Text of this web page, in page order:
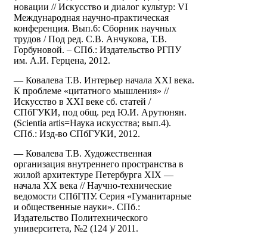
новации // Искусство и диалог культур: VI
Международная научно-практическая
конференция. Вып.6: Сборник научных
трудов / Под ред. С.В. Анчукова, Т.В.
Горбуновой. – СПб.: Издательство РГПУ
им. А.И. Герцена, 2012.
— Ковалева Т.В. Интерьер начала XXI века.
К проблеме «цитатного мышления» //
Искусство в XXI веке сб. статей /
СПбГУКИ, под общ. ред Ю.И. Арутюнян.
(Scientia artis=Наука искусства; вып.4).
СПб.: Изд-во СПбГУКИ, 2012.
— Ковалева Т.В. Художественная
организация внутреннего пространства в
жилой архитектуре Петербурга XIX —
начала XX века // Научно-технические
ведомости СПбГПУ. Серия «Гуманитарные
и общественные науки». СПб.:
Издательство Политехнического
университета, №2 (124 )/ 2011.